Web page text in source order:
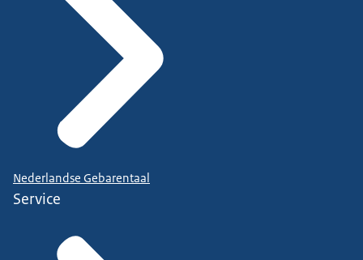
Nederlandse Gebarentaal
Service